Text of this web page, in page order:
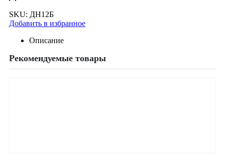
SKU: ДН12Б
Добавить в избранное
Описание
Рекомендуемые товары